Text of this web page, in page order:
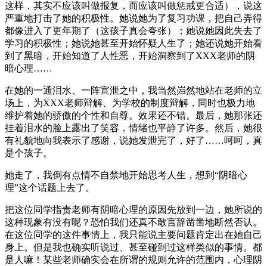
这样，其实不应该叫做报复，而应该叫做惩戒更合适），说这
严重地打击了她的积极性。她说她为了复习功课，把自己弄得
都像进入了更年期了（这孩子真会夸张）；她说她因此失去了
学习的积极性；她说她甚至开始怀疑人生了；她还说她开始看
到了黑暗，开始知道了人性恶，开始洞察到了XXX老师的阴
暗心理……
在她的一通泪水、一阵宣泄之中，我当然岿然地站在老师的立
场上，为XXX老师辩解、为学校的制度辩解，同时也极力地
维护着她的骄傲的个性和自尊。效果还不错。最后，她那张还
挂着泪水的脸上露出了笑容，情绪也平静了许多。然后，她很
有礼貌地向我表示了感谢，说她发泄完了，好了……呵呵，真
是个孩子。
她走了，我倒有点情不自禁地开始思考人生，想到“阴暗心
理”这个话题上去了。
把这位同学指责老师有阴暗心理的原因先放到一边，她所说的
这种现象有没有呢？恐怕我们还真不敢言辞凿凿地断然否认。
在这位同学的这件事情上，我只能说主要问题肯定出在她自己
身上。但是我也确实听说过、甚至碰到过这样类似的事情。都
是人嘛！某些老师确实会在所谓的规则允许的范围内，心理阴